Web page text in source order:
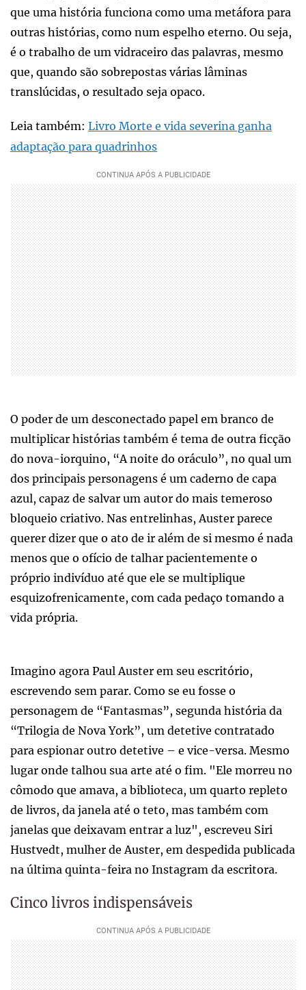
que uma história funciona como uma metáfora para
outras histórias, como num espelho eterno. Ou seja,
é o trabalho de um vidraceiro das palavras, mesmo
que, quando são sobrepostas várias lâminas
translúcidas, o resultado seja opaco.
Leia também: Livro Morte e vida severina ganha
adaptação para quadrinhos
O poder de um desconectado papel em branco de
multiplicar histórias também é tema de outra ficção
do nova-iorquino, “A noite do oráculo”, no qual um
dos principais personagens é um caderno de capa
azul, capaz de salvar um autor do mais temeroso
bloqueio criativo. Nas entrelinhas, Auster parece
querer dizer que o ato de ir além de si mesmo é nada
menos que o ofício de talhar pacientemente o
próprio indivíduo até que ele se multiplique
esquizofrenicamente, com cada pedaço tomando a
vida própria.
Imagino agora Paul Auster em seu escritório,
escrevendo sem parar. Como se eu fosse o
personagem de “Fantasmas”, segunda história da
“Trilogia de Nova York”, um detetive contratado
para espionar outro detetive – e vice-versa. Mesmo
lugar onde talhou sua arte até o fim. "Ele morreu no
cômodo que amava, a biblioteca, um quarto repleto
de livros, da janela até o teto, mas também com
janelas que deixavam entrar a luz", escreveu Siri
Hustvedt, mulher de Auster, em despedida publicada
na última quinta-feira no Instagram da escritora.
Cinco livros indispensáveis